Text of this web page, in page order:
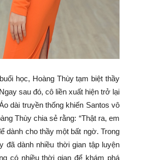
học, Hoàng Thùy tạm biệt thầy
sau đó, cô liền xuất hiện trở lại
dài truyền thống khiến Santos vô
Thùy chia sẻ rằng: “Thật ra, em
dành cho thầy một bất ngờ. Trong
đã dành nhiều thời gian tập luyện
có nhiều thời gian để khám phá